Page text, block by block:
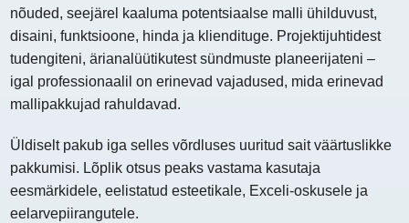
nõuded, seejärel kaaluma potentsiaalse malli ühilduvust,
disaini, funktsioone, hinda ja kliendituge. Projektijuhtidest
tudengiteni, ärianalüütikutest sündmuste planeerijateni –
igal professionaalil on erinevad vajadused, mida erinevad
mallipakkujad rahuldavad.
Üldiselt pakub iga selles võrdluses uuritud sait väärtuslikke
pakkumisi. Lõplik otsus peaks vastama kasutaja
eesmärkidele, eelistatud esteetikale, Exceli-oskusele ja
eelarvepiirangutele.